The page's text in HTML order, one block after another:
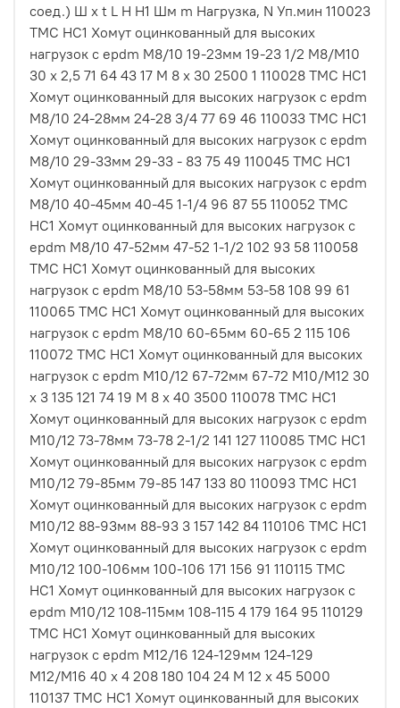
соед.) Ш х t L H H1 Шм m Нагрузка, N Уп.мин 110023
ТМС НС1 Хомут оцинкованный для высоких
нагрузок с epdm M8/10 19-23мм 19-23 1/2 M8/M10
30 х 2,5 71 64 43 17 М 8 х 30 2500 1 110028 ТМС НС1
Хомут оцинкованный для высоких нагрузок с epdm
M8/10 24-28мм 24-28 3/4 77 69 46 110033 ТМС НС1
Хомут оцинкованный для высоких нагрузок с epdm
M8/10 29-33мм 29-33 - 83 75 49 110045 ТМС НС1
Хомут оцинкованный для высоких нагрузок с epdm
M8/10 40-45мм 40-45 1-1/4 96 87 55 110052 ТМС
НС1 Хомут оцинкованный для высоких нагрузок с
epdm M8/10 47-52мм 47-52 1-1/2 102 93 58 110058
ТМС НС1 Хомут оцинкованный для высоких
нагрузок с epdm M8/10 53-58мм 53-58 108 99 61
110065 ТМС НС1 Хомут оцинкованный для высоких
нагрузок с epdm M8/10 60-65мм 60-65 2 115 106
110072 ТМС НС1 Хомут оцинкованный для высоких
нагрузок с epdm M10/12 67-72мм 67-72 M10/M12 30
х 3 135 121 74 19 М 8 х 40 3500 110078 ТМС НС1
Хомут оцинкованный для высоких нагрузок с epdm
M10/12 73-78мм 73-78 2-1/2 141 127 110085 ТМС НС1
Хомут оцинкованный для высоких нагрузок с epdm
M10/12 79-85мм 79-85 147 133 80 110093 ТМС НС1
Хомут оцинкованный для высоких нагрузок с epdm
M10/12 88-93мм 88-93 3 157 142 84 110106 ТМС НС1
Хомут оцинкованный для высоких нагрузок с epdm
M10/12 100-106мм 100-106 171 156 91 110115 ТМС
НС1 Хомут оцинкованный для высоких нагрузок с
epdm M10/12 108-115мм 108-115 4 179 164 95 110129
ТМС НС1 Хомут оцинкованный для высоких
нагрузок с epdm M12/16 124-129мм 124-129
M12/M16 40 х 4 208 180 104 24 М 12 х 45 5000
110137 ТМС НС1 Хомут оцинкованный для высоких